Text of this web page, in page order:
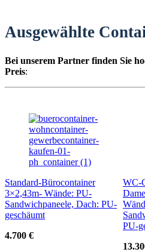
Ausgewählte
Bei unserem Partner finden Sie
Preis:
Standard-Bürocontainer
3×2,43m- Wände: PU-
Sandwichpaneele, Dach: PU-
geschäumt
4.700 €
WC-
PU-